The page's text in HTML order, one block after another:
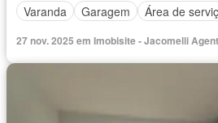
Varanda
Garagem Área de
27 nov. 2025 em Imobisite - Jacomelli